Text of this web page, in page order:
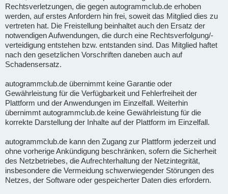
Rechtsverletzungen, die gegen autogrammclub.de erhoben
werden, auf erstes Anfordern hin frei, soweit das Mitglied dies zu
vertreten hat. Die Freistellung beinhaltet auch den Ersatz der
notwendigen Aufwendungen, die durch eine Rechtsverfolgung/-
verteidigung entstehen bzw. entstanden sind. Das Mitglied haftet
nach den gesetzlichen Vorschriften daneben auch auf
Schadensersatz.
autogrammclub.de übernimmt keine Garantie oder
Gewährleistung für die Verfügbarkeit und Fehlerfreiheit der
Plattform und der Anwendungen im Einzelfall. Weiterhin
übernimmt autogrammclub.de keine Gewährleistung für die
korrekte Darstellung der Inhalte auf der Plattform im Einzelfall.
autogrammclub.de kann den Zugang zur Plattform jederzeit und
ohne vorherige Ankündigung beschränken, sofern die Sicherheit
des Netzbetriebes, die Aufrechterhaltung der Netzintegrität,
insbesondere die Vermeidung schwerwiegender Störungen des
Netzes, der Software oder gespeicherter Daten dies erfordern.